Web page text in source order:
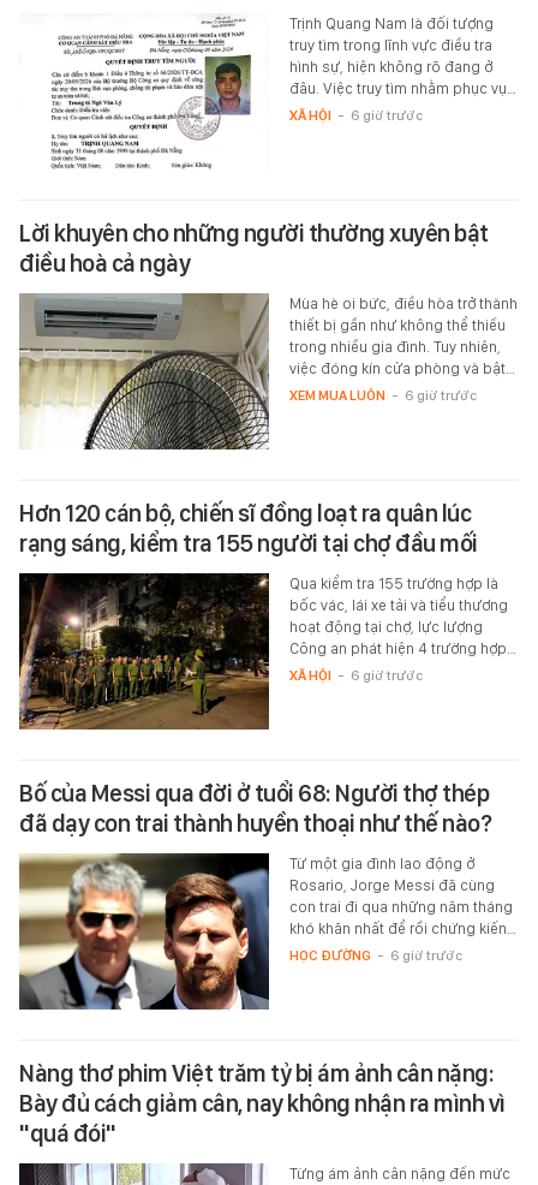
Trịnh Quang Nam là đối tượng
truy tìm trong lĩnh vực điều tra
hình sự, hiện không rõ đang ở
đâu. Việc truy tìm nhằm phục vụ…
XÃ HỘI - 6 giờ trước
Lời khuyên cho những người thường xuyên bật
điều hoà cả ngày
Mùa hè oi bức, điều hòa trở thành
thiết bị gần như không thể thiếu
trong nhiều gia đình. Tuy nhiên,
việc đóng kín cửa phòng và bật…
XEM MUA LUÔN - 6 giờ trước
Hơn 120 cán bộ, chiến sĩ đồng loạt ra quân lúc
rạng sáng, kiểm tra 155 người tại chợ đầu mối
Qua kiểm tra 155 trường hợp là
bốc vác, lái xe tải và tiểu thương
hoạt động tại chợ, lực lượng
Công an phát hiện 4 trường hợp…
XÃ HỘI - 6 giờ trước
Bố của Messi qua đời ở tuổi 68: Người thợ thép
đã dạy con trai thành huyền thoại như thế nào?
Từ một gia đình lao động ở
Rosario, Jorge Messi đã cùng
con trai đi qua những năm tháng
khó khăn nhất để rồi chứng kiến…
HỌC ĐƯỜNG - 6 giờ trước
Nàng thơ phim Việt trăm tỷ bị ám ảnh cân nặng:
Bày đủ cách giảm cân, nay không nhận ra mình vì
"quá đói"
Từng ám ảnh cân nặng đến mức